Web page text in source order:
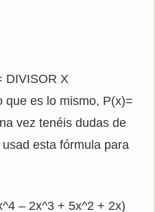
DIVISOR X
que es lo mismo, P(x)=
vez tenéis dudas de
esta fórmula para
– 2x^3 + 5x^2 + 2x)